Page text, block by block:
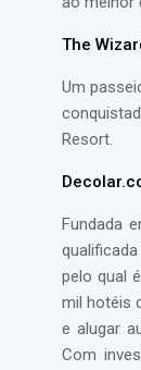
The
Um
Resort.
Fundada
pelo qual
mil hotéis
e alugar
Com